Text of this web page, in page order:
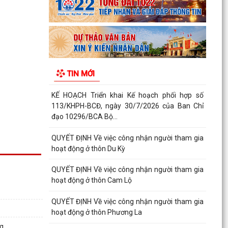
TIN MỚI
Hà Bắc: Hiệu quả từ mô hình hỗ trợ gà giống cho
người dân trên địa bàn xã
QUYẾT ĐỊNH Về việc bổ sung kinh phí để thực
dâm, Chương...
KẾ HOẠCH Triển khai Kế hoạch phối hợp số
113/KHPH-BCĐ, ngày 30/7/2026 của Ban Chỉ
đạo 10296/BCA Bộ...
QUYẾT ĐỊNH Về việc công nhận người tham gia
hoạt động ở thôn Du Kỳ
QUYẾT ĐỊNH Về việc công nhận người tham gia
hoạt động ở thôn Cam Lộ
QUYẾT ĐỊNH Về việc công nhận người tham gia
hoạt động ở thôn Phương La